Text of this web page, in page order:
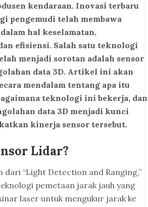
kendaraan. Inovasi terbaru
pengemudi telah membawa
hal keselamatan,
efisiensi. Salah satu teknologi
menjadi sorotan adalah sensor
data 3D. Artikel ini akan
mendalam tentang apa itu
teknologi ini bekerja, dan
data 3D menjadi kunci
kinerja sensor tersebut.
Lidar?
dari “Light Detection and Ranging,”
pemetaan jarak jauh yang
laser untuk mengukur jarak ke